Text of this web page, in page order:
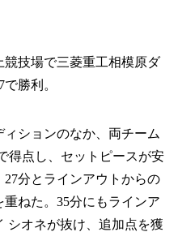
技場で三菱重工相模原ダ
勝利。
ションのなか、両チーム
得点し、セットピースが安
分とラインアウトからの
ねた。35分にもラインア
シオネが抜け、追加点を獲